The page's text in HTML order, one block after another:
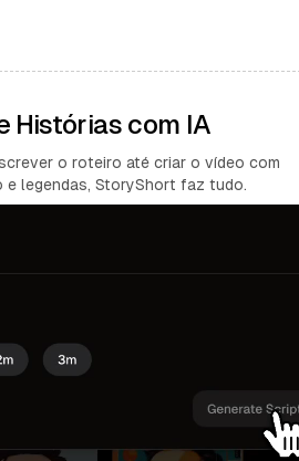
Histórias com IA
o roteiro até criar o vídeo com
e legendas, StoryShort faz tudo.